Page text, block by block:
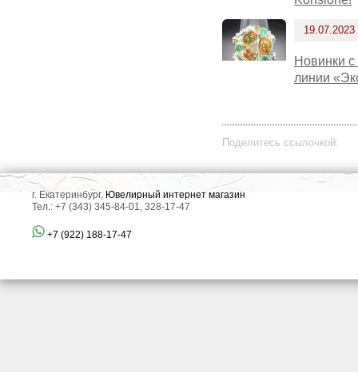
19.07.2023
Новинки
линии
Поделитесь ссылочкой:
г. Екатеринбург, Ювелирный интернет магазин
Тел.: +7 (343) 345-84-01, 328-17-47
+7 (922) 188-17-47